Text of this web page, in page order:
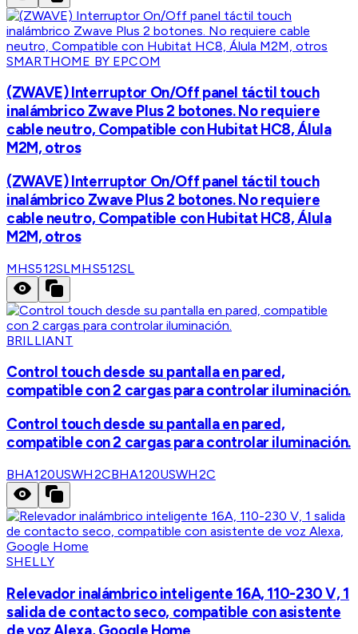
SMARTHOME BY EPCOM
(ZWAVE) Interruptor On/Off panel táctil touch
inalámbrico Zwave Plus 2 botones. No requiere
cable neutro, Compatible con Hubitat HC8, Álula
M2M, otros
(ZWAVE) Interruptor On/Off panel táctil touch
inalámbrico Zwave Plus 2 botones. No requiere
cable neutro, Compatible con Hubitat HC8, Álula
M2M, otros
MHS512SLMHS512SL
BRILLIANT
Control touch desde su pantalla en pared,
compatible con 2 cargas para controlar iluminación.
Control touch desde su pantalla en pared,
compatible con 2 cargas para controlar iluminación.
BHA120USWH2CBHA120USWH2C
SHELLY
Relevador inalámbrico inteligente 16A, 110-230 V, 1
salida de contacto seco, compatible con asistente
de voz Alexa, Google Home